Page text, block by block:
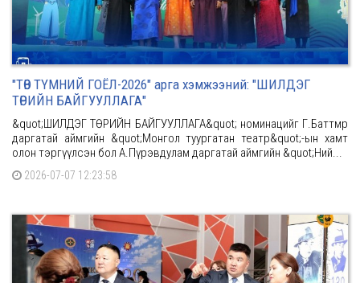
"ТӨВ ТҮМНИЙ ГОЁЛ-2026" арга хэмжээний: "ШИЛДЭГ
ТӨРИЙН БАЙГУУЛЛАГА"
&quot;ШИЛДЭГ ТӨРИЙН БАЙГУУЛЛАГА&quot; номинацийг Г.Баттөмөр
даргатай аймгийн &quot;Монгол туургатан театр&quot;-ын хамт
олон тэргүүлсэн бол А.Пүрэвдулам даргатай аймгийн &quot;Ний...
2026-07-07 12:23:58